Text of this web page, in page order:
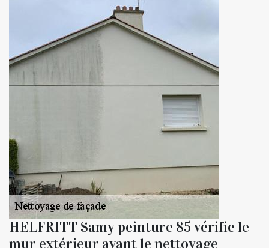
HELFRITT Samy peinture 85 vérifie le
mur extérieur avant le nettoyage